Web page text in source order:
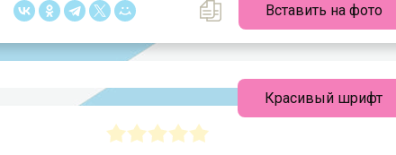
Вставить на фото
Красивый шрифт